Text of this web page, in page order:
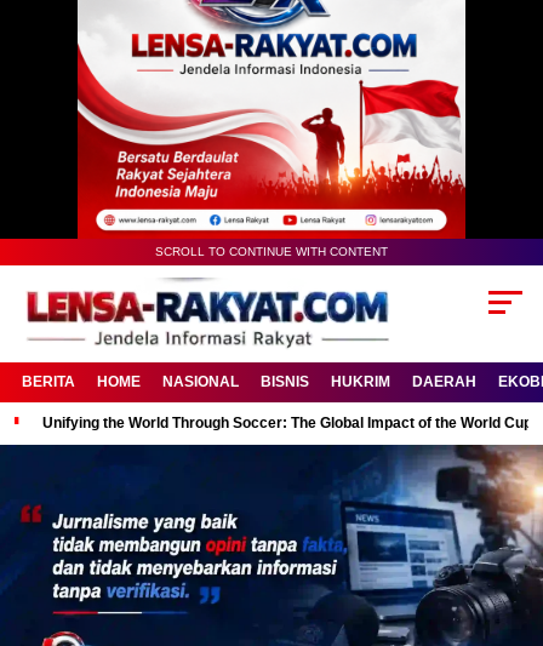
SCROLL TO CONTINUE WITH CONTENT
BERITA HOME NASIONAL BISNIS HUKRIM DAERAH
Unifying the World Through Soccer: The Global Impact of the World Cup